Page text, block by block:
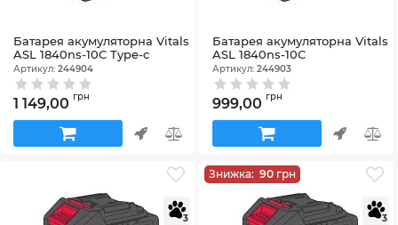
Батарея акумуляторна Vitals
ASL 1840ns-10С Type-c
Артикул: 244904
1 149,00 грн
Батарея акумуляторна Vitals
ASL 1840ns-10С
Артикул: 244903
999,00 грн
3
Знижка: 90 грн
3